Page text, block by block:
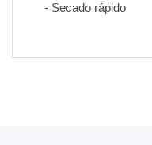
- Secado rápido